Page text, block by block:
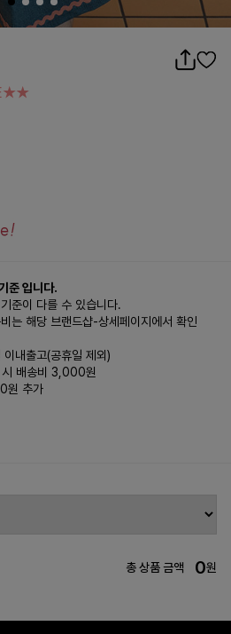
준 입니다.
준이 다를 수 있습니다.
는 해당 브랜드샵-상세페이지에서 확인
내출고(공휴일 제외)
배송비 3,000원
원 추가
총 상품 금액 0원